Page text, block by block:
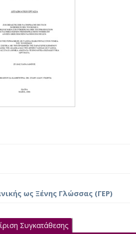
ως Ξένης Γλώσσας (ΓΕΡ)
Συγκατάθεσης